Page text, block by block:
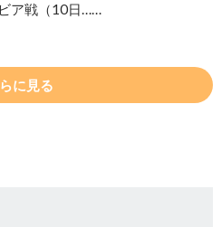
ア戦（10日……
に見る